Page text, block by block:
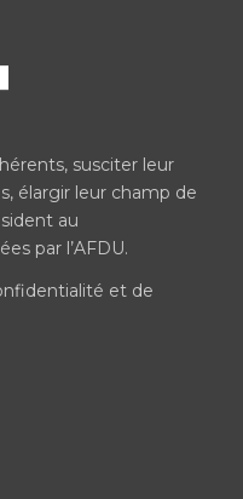
susciter leur
élargir leur champ de
au
par l’AFDU.
et de